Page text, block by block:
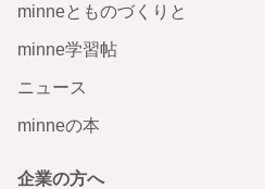
minneとものづくりと
minne学習帖
ニュース
minneの本
企業の方へ